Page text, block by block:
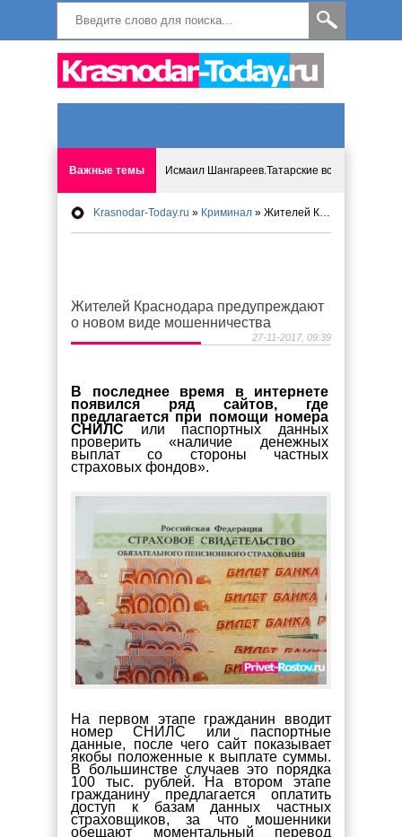
Важные темы Исмаил Шангареев.Татарские встречи на
Программа «Мир без слёз» впервые в Анапе:
Исмагил Шангареев. В поисках внутренней
Krasnodar-Today.ru » Криминал » Жителей Краснодара предупреждают о новом виде мошенничества
Жителей Краснодара предупреждают
о новом виде мошенничества
27-11-2017, 09:39
В последнее время в интернете
появился ряд сайтов, где
предлагается при помощи номера
СНИЛС или паспортных данных
проверить «наличие денежных
выплат со стороны частных
страховых фондов».
На первом этапе гражданин вводит
номер СНИЛС или паспортные
данные, после чего сайт показывает
якобы положенные к выплате суммы.
В большинстве случаев это порядка
100 тыс. рублей. На втором этапе
гражданину предлагается оплатить
доступ к базам данных частных
страховщиков, за что мошенники
обещают моментальный перевод